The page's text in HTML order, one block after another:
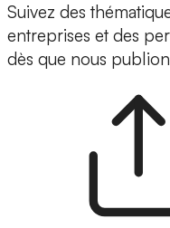
Suivez des
entreprises et des
dès que nous